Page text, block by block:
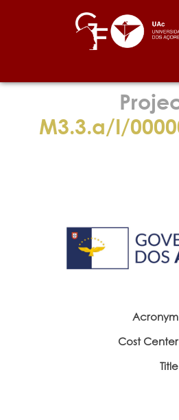
Foundation
MediaM3.3.a/I/
Cost